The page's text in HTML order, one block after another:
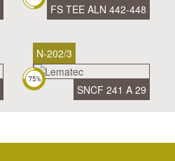
FS TEE ALN 442-448
N-202/3
SNCF 241 A 29